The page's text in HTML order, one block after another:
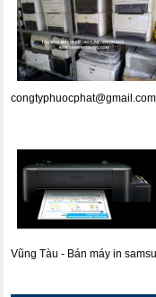
Vũng Tàu - Bán máy in